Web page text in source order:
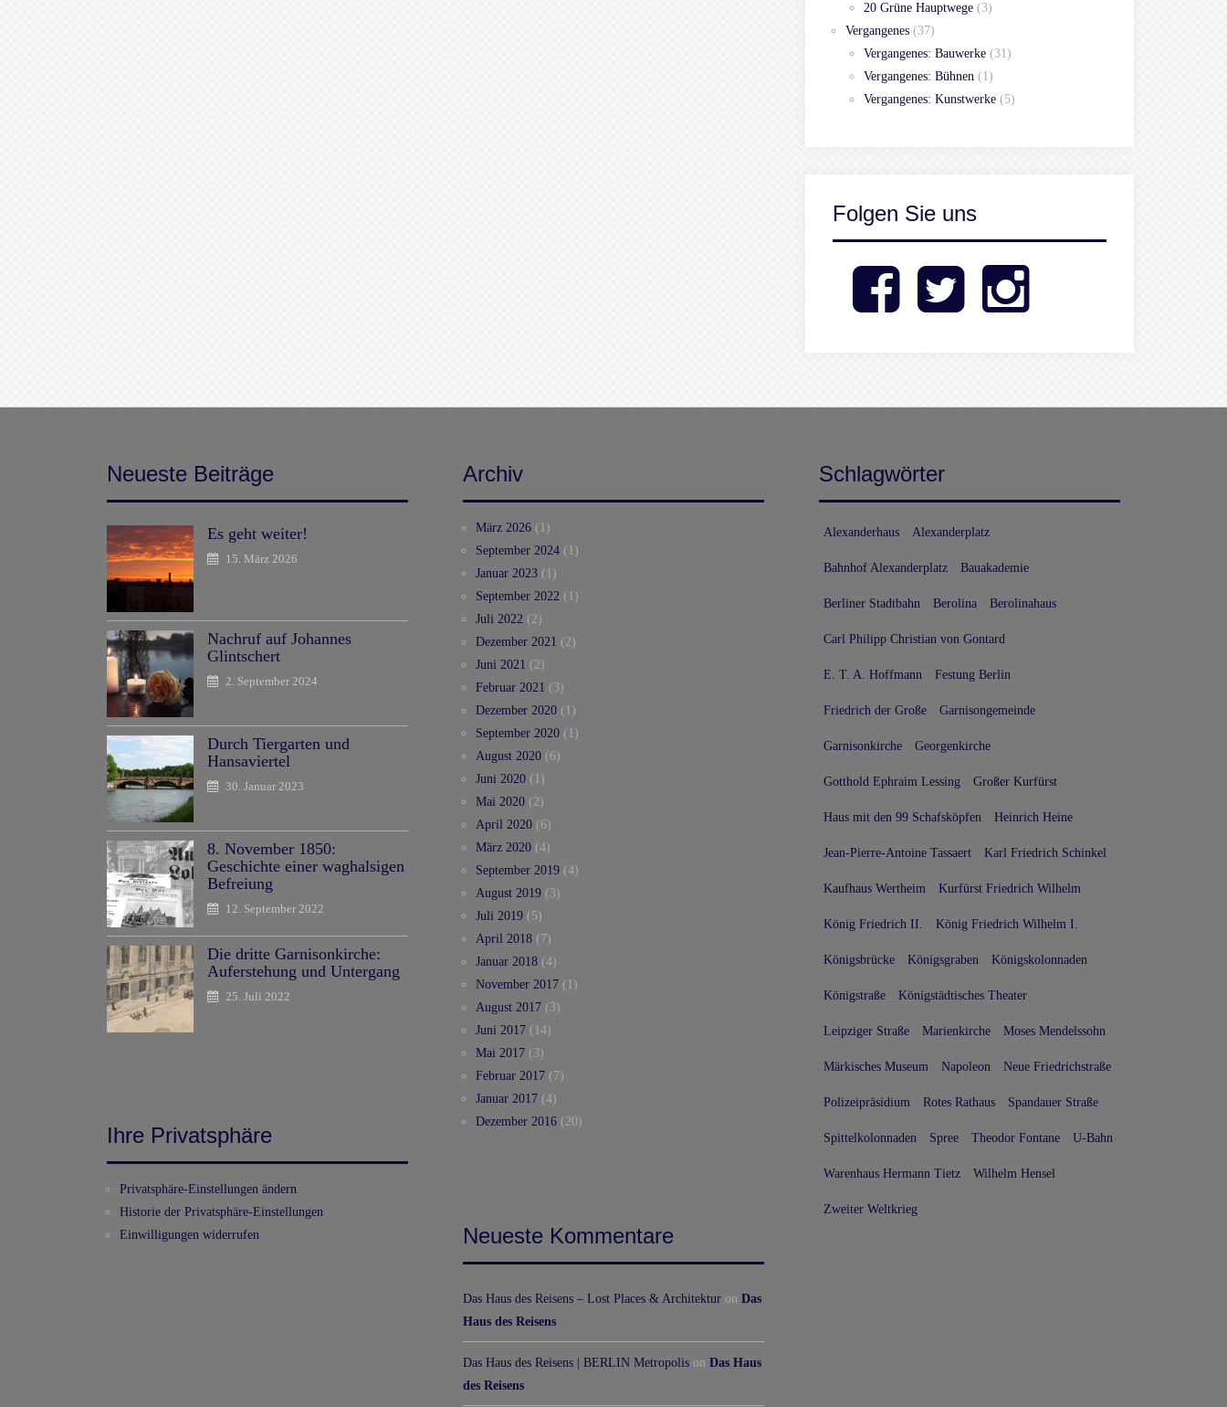
20 Grüne Hauptwege (3)
Vergangenes (37)
Vergangenes: Bauwerke (31)
Vergangenes: Bühnen (1)
Vergangenes: Kunstwerke (5)
Folgen Sie uns
Facebook Twitter Instagram
Neueste Beiträge
Es geht weiter!
15. März 2026
Nachruf auf Johannes
Glintschert
2. September 2024
Durch Tiergarten und
Hansaviertel
30. Januar 2023
8. November 1850:
Geschichte einer waghalsigen
Befreiung
12. September 2022
Die dritte Garnisonkirche:
Auferstehung und Untergang
25. Juli 2022
Ihre Privatsphäre
Privatsphäre-Einstellungen ändern
Historie der Privatsphäre-Einstellungen
Einwilligungen widerrufen
Archiv
März 2026 (1)
September 2024 (1)
Januar 2023 (1)
September 2022 (1)
Juli 2022 (2)
Dezember 2021 (2)
Juni 2021 (2)
Februar 2021 (3)
Dezember 2020 (1)
September 2020 (1)
August 2020 (6)
Juni 2020 (1)
Mai 2020 (2)
April 2020 (6)
März 2020 (4)
September 2019 (4)
August 2019 (3)
Juli 2019 (5)
April 2018 (7)
Januar 2018 (4)
November 2017 (1)
August 2017 (3)
Juni 2017 (14)
Mai 2017 (3)
Februar 2017 (7)
Januar 2017 (4)
Dezember 2016 (20)
Neueste Kommentare
Das Haus des Reisens – Lost Places & Architektur on Das
Haus des Reisens
Das Haus des Reisens | BERLIN Metropolis on Das Haus
des Reisens
Schlagwörter
Alexanderhaus Alexanderplatz
Bahnhof Alexanderplatz Bauakademie
Berliner Stadtbahn Berolina Berolinahaus
Carl Philipp Christian von Gontard
E. T. A. Hoffmann Festung Berlin
Friedrich der Große Garnisongemeinde
Garnisonkirche Georgenkirche
Gotthold Ephraim Lessing Großer Kurfürst
Haus mit den 99 Schafsköpfen Heinrich Heine
Jean-Pierre-Antoine Tassaert Karl Friedrich Schinkel
Kaufhaus Wertheim Kurfürst Friedrich Wilhelm
König Friedrich II. König Friedrich Wilhelm I.
Königsbrücke Königsgraben Königskolonnaden
Königstraße Königstädtisches Theater
Leipziger Straße Marienkirche Moses Mendelssohn
Märkisches Museum Napoleon Neue Friedrichstraße
Polizeipräsidium Rotes Rathaus Spandauer Straße
Spittelkolonnaden Spree Theodor Fontane U-Bahn
Warenhaus Hermann Tietz Wilhelm Hensel
Zweiter Weltkrieg